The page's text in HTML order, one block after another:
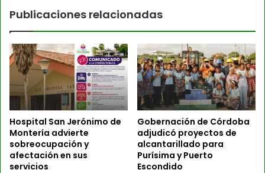
Publicaciones relacionadas
Hospital San Jerónimo de
Montería advierte
sobreocupación y
afectación en sus
servicios
Gobernación de Córdoba
adjudicó proyectos de
alcantarillado para
Purísima y Puerto
Escondido